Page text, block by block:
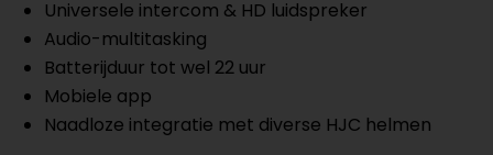
Universele intercom & HD luidspreker
Audio-multitasking
Batterijduur tot wel 22 uur
Mobiele app
Naadloze integratie met diverse HJC helmen